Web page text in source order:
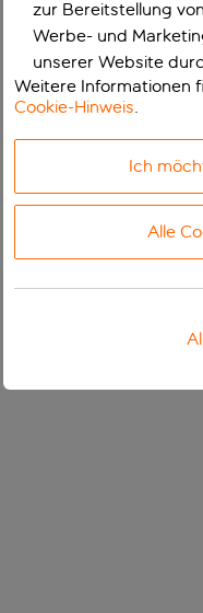
zur Bereitstellung
Werbe- und
unserer Website
Weitere Informationen
Cookie-Hinweis.
Ich
Alle